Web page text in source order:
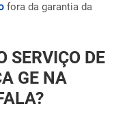
fora da garantia da
SERVIÇO DE
GE NA